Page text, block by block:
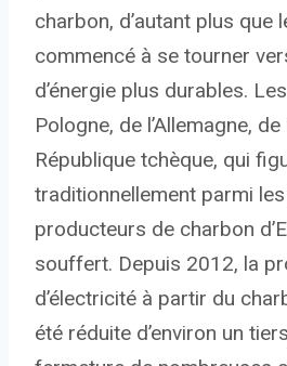
charbon, d’autant plus que
commencé à se tourner
d’énergie plus durables.
Pologne, de l’Allemagne, de
République tchèque, qui
traditionnellement parmi
producteurs de charbon
souffert. Depuis 2012, la
d’électricité à partir du
été réduite d’environ un